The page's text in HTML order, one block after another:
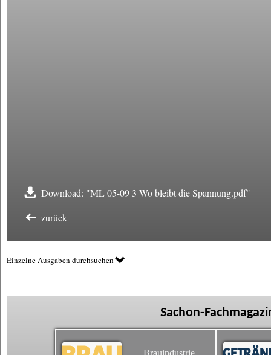
Download: "ML 05-09 3 Wo bleibt die Spannung.pdf"
zurück
Einzelne Ausgaben durchsuchen
Sachon-
Brauindustrie